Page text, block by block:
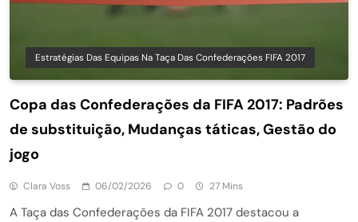
Estratégias Das Equipas Na Taça Das Confederações FIFA 2017
Copa das Confederações da FIFA 2017: Padrões
de substituição, Mudanças táticas, Gestão do
jogo
Clara Voss 06/02/2026 0 27 Mins
A Taça das Confederações da FIFA 2017 destacou a